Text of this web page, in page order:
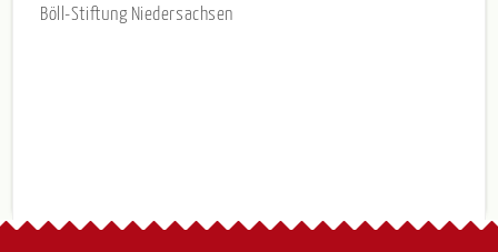
Böll-Stiftung Niedersachsen